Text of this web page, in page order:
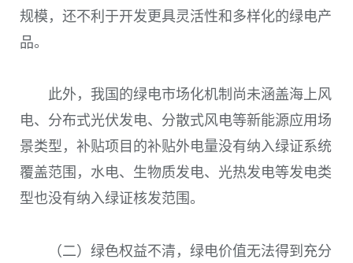
规模，还不利于开发更具灵活性和多样化的绿电产
品。
此外，我国的绿电市场化机制尚未涵盖海上风
电、分布式光伏发电、分散式风电等新能源应用场
景类型，补贴项目的补贴外电量没有纳入绿证系统
覆盖范围，水电、生物质发电、光热发电等发电类
型也没有纳入绿证核发范围。
（二）绿色权益不清，绿电价值无法得到充分